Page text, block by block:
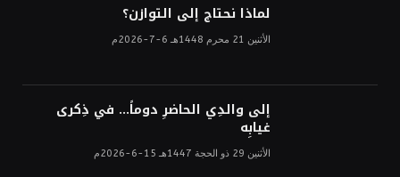
لماذا نحتاج إلى التوازن؟
الأثنين 21 محرم 1448هـ 6-7-2026م
إلى والدِي الحاضرِ دوماً… في ذِكرى
غيابِه
الأثنين 29 ذو الحجة 1447هـ 15-6-2026م